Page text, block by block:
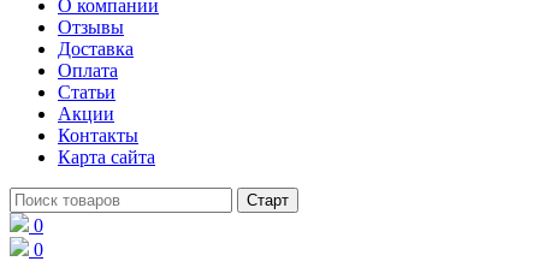
О компании
Отзывы
Доставка
Оплата
Статьи
Акции
Контакты
Карта сайта
0
0